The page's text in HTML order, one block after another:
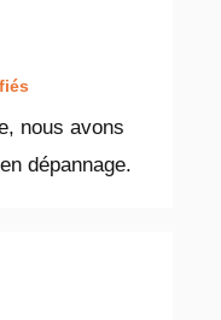
nous avons
dépannage.